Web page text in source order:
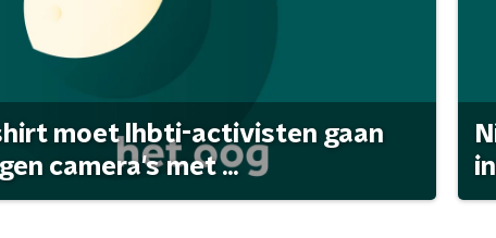
moet lhbti-activisten gaan
camera's met ...